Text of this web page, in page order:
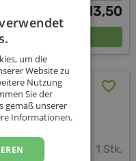
13,50
Duo - Set
1 Stk.
um die
Website zu
Nutzung
Sie der
gemäß unserer
Informationen.